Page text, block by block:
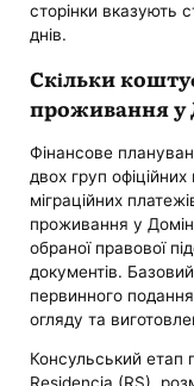
сторінки вказують
днів.
Скільки
проживання у
Фінансове
двох груп
міграційних
проживання у
обраної правової
документів.
первинного
огляду та
Консульський етап